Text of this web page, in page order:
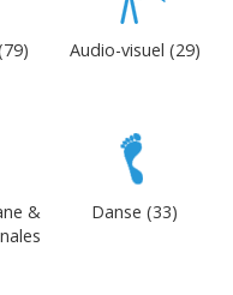
Audio-visuel (29)
&
Danse (33)